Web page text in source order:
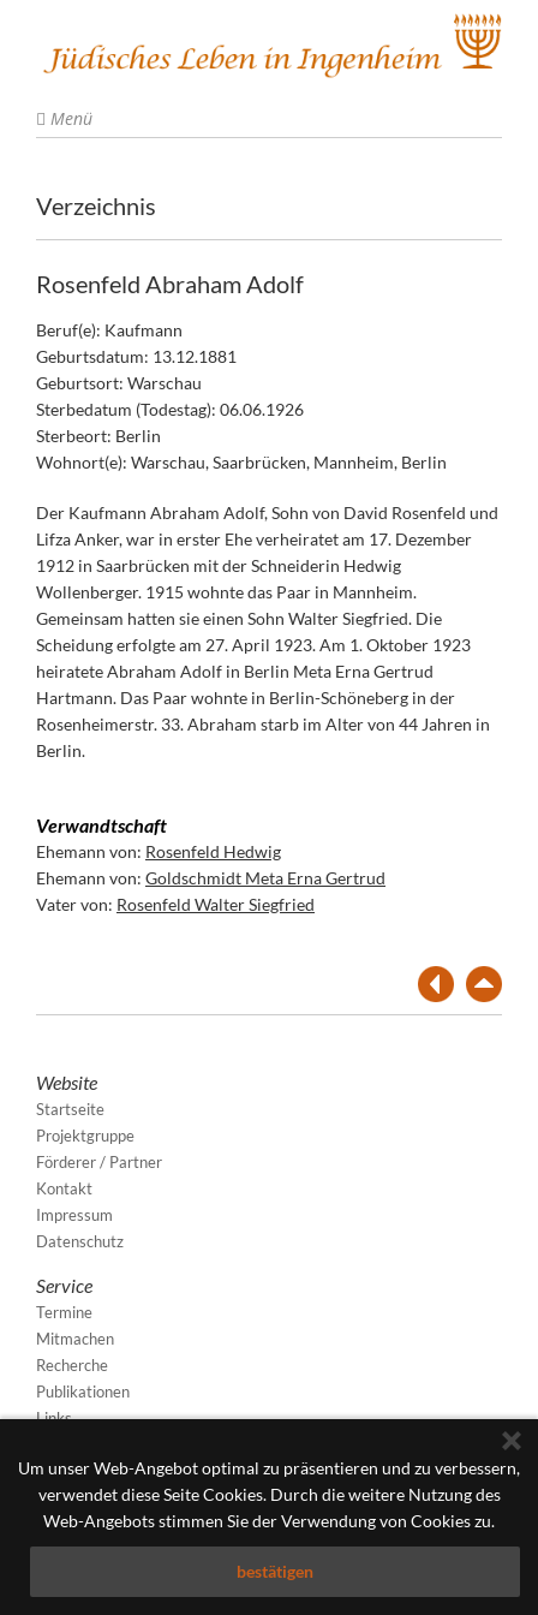
Um unser Web-Angebot optimal zu präsentieren und zu verbessern,
verwendet diese Seite Cookies. Durch die weitere Nutzung des
Web-Angebots stimmen Sie der Verwendung von Cookies zu.
bestätigen
Menü
Verzeichnis
Rosenfeld Abraham Adolf
Beruf(e): Kaufmann
Geburtsdatum: 13.12.1881
Geburtsort: Warschau
Sterbedatum (Todestag): 06.06.1926
Sterbeort: Berlin
Wohnort(e): Warschau, Saarbrücken, Mannheim, Berlin
Der Kaufmann Abraham Adolf, Sohn von David Rosenfeld und
Lifza Anker, war in erster Ehe verheiratet am 17. Dezember
1912 in Saarbrücken mit der Schneiderin Hedwig
Wollenberger. 1915 wohnte das Paar in Mannheim.
Gemeinsam hatten sie einen Sohn Walter Siegfried. Die
Scheidung erfolgte am 27. April 1923. Am 1. Oktober 1923
heiratete Abraham Adolf in Berlin Meta Erna Gertrud
Hartmann. Das Paar wohnte in Berlin-Schöneberg in der
Rosenheimerstr. 33. Abraham starb im Alter von 44 Jahren in
Berlin.
Verwandtschaft
Ehemann von: Rosenfeld Hedwig
Ehemann von: Goldschmidt Meta Erna Gertrud
Vater von: Rosenfeld Walter Siegfried
Website
Startseite
Projektgruppe
Förderer / Partner
Kontakt
Impressum
Datenschutz
Service
Termine
Mitmachen
Recherche
Publikationen
Links